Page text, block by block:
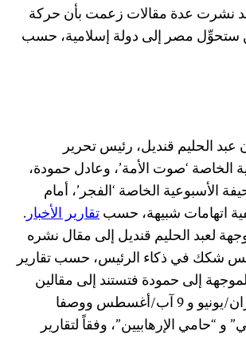
نشرت عدة مقالات زعمت بأن حركة
ستحوِّل مصر إلى دولة إسلامية، حسب
الحليم قنديل، رئيس تحرير
الخاصة ‘صوت الأمة’، وعادل حمودة،
الأسبوعية الخاصة ‘الفجر’، أمام
اتهامات شبيهة، حسبتقارير الأخبار.
لعبد الحليم قنديل إلى مقال نشره
شكك في ذكاء الرئيس، حسب تقارير
الموجهة إلى حمودة فتستند إلى مقالين
ظهرا في 28 حزيران/يونيو و 9 آب/أغسطس ووصفا
و “حامي الإرهابيين”، وفقاً لتقارير